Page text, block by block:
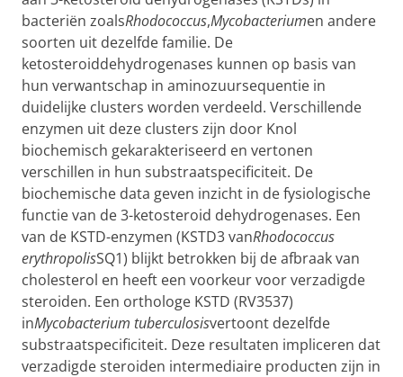
bacteriën zoalsRhodococcus,Mycobacteriumen andere
soorten uit dezelfde familie. De
ketosteroiddehydrogenases kunnen op basis van
hun verwantschap in aminozuursequentie in
duidelijke clusters worden verdeeld. Verschillende
enzymen uit deze clusters zijn door Knol
biochemisch gekarakteriseerd en vertonen
verschillen in hun substraatspecificiteit. De
biochemische data geven inzicht in de fysiologische
functie van de 3-ketosteroid dehydrogenases. Een
van de KSTD-enzymen (KSTD3 vanRhodococcus
erythropolisSQ1) blijkt betrokken bij de afbraak van
cholesterol en heeft een voorkeur voor verzadigde
steroiden. Een orthologe KSTD (RV3537)
inMycobacterium tuberculosisvertoont dezelfde
substraatspecificiteit. Deze resultaten impliceren dat
verzadigde steroiden intermediaire producten zijn in